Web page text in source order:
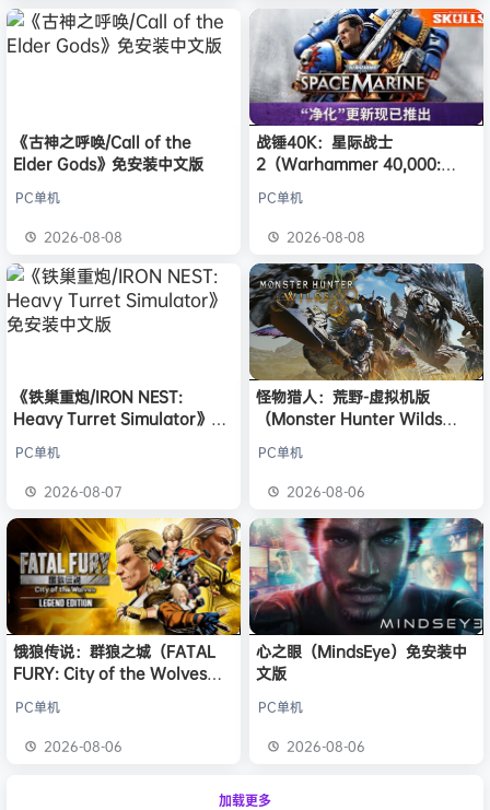
《古神之呼唤/Call of the
Elder Gods》免安装中文版
PC单机
2026-08-08
战锤40K：星际战士
2（Warhammer 40,000:
版
PC单机
2026-08-08
《铁巢重炮/IRON NEST:
Heavy Turret Simulator》免
PC单机
2026-08-07
怪物猎人：荒野-虚拟机版
（Monster Hunter Wilds
PC单机
2026-08-06
饿狼传说：群狼之城（FATAL
FURY: City of the Wolves）
PC单机
2026-08-06
心之眼（MindsEye）免安装中
文版
PC单机
2026-08-06
加载更多